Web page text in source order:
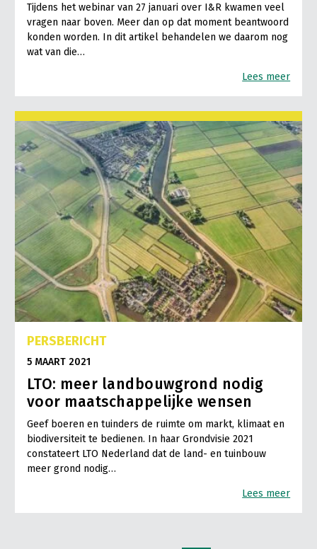
Tijdens het webinar van 27 januari over I&R kwamen veel
vragen naar boven. Meer dan op dat moment beantwoord
konden worden. In dit artikel behandelen we daarom nog
wat van die…
Lees meer
PERSBERICHT
5 MAART 2021
LTO: meer landbouwgrond nodig
voor maatschappelijke wensen
Geef boeren en tuinders de ruimte om markt, klimaat en
biodiversiteit te bedienen. In haar Grondvisie 2021
constateert LTO Nederland dat de land- en tuinbouw
meer grond nodig…
Lees meer